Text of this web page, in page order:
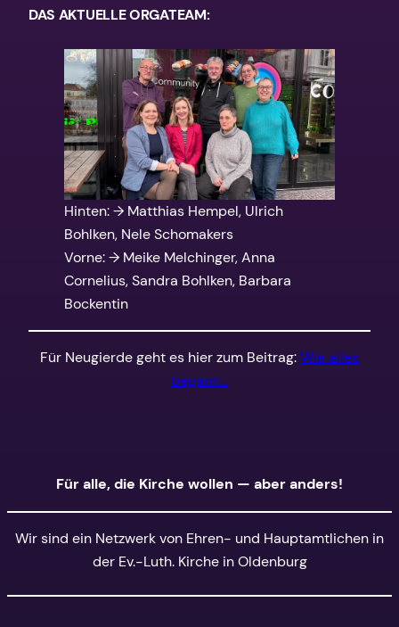
DAS AKTUELLE ORGATEAM:
Hinten: → Matthias Hempel, Ulrich
Bohlken, Nele Schomakers
Vorne: → Meike Melchinger, Anna
Cornelius, Sandra Bohlken, Barbara
Bockentin
Für Neugierde geht es hier zum Beitrag:Wie alles
begann…
Für alle, die Kirche wollen — aber anders!
Wir sind ein Netzwerk von Ehren- und Hauptamtlichen in
der Ev.-Luth. Kirche in Oldenburg